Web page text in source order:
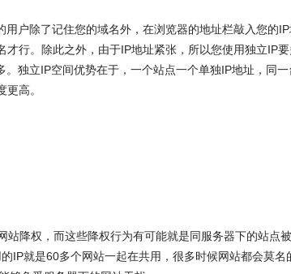
除了记住您的域名外，在浏览器的地址栏敲入您的IP
行。除此之外，由于IP地址紧张，所以您使用独立IP
独立IP空间优势在于，一个站点一个单独IP地址，同
高。
权，而这些降权行为有可能就是同服务器下的站点被
IP就是60多个网站一起在共用，很多时候网站都会莫名